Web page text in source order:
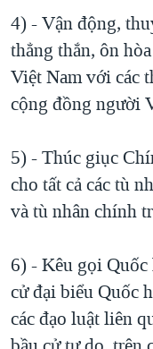
4) - Vận động,
thẳng thắn, ôn
Việt Nam với các
cộng đồng người
5) - Thúc giục
cho tất cả các tù
và tù nhân chính
6) - Kêu gọi
cử đại biểu Quốc
các đạo luật liên